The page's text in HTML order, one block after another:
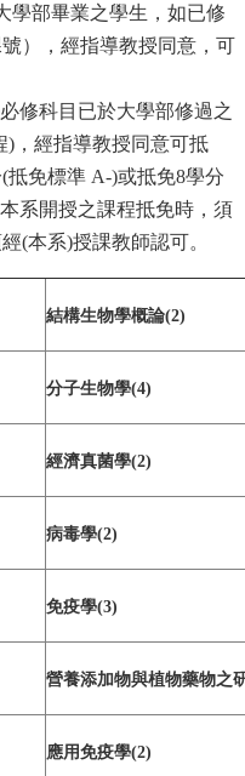
學部畢業之學生，如已修
），經指導教授同意，可
修科目已於大學部修過之
)，經指導教授同意可抵
抵免標準 A-)或抵免8學分
系開授之課程抵免時，須
(本系)授課教師認可。
結構生物學概論(2)
分子生物學(4)
經濟真菌學(2)
病毒學(2)
免疫學(3)
營養添加物與植物藥物之
應用免疫學(2)